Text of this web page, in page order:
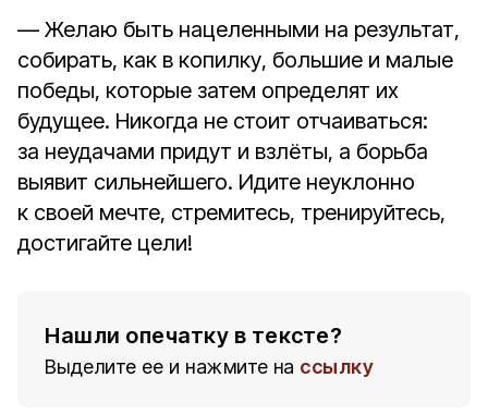
— Желаю быть нацеленными на результат,
собирать, как в копилку, большие и малые
победы, которые затем определят их
будущее. Никогда не стоит отчаиваться:
за неудачами придут и взлёты, а борьба
выявит сильнейшего. Идите неуклонно
к своей мечте, стремитесь, тренируйтесь,
достигайте цели!
Нашли опечатку в тексте?
Выделите ее и нажмите на ссылку